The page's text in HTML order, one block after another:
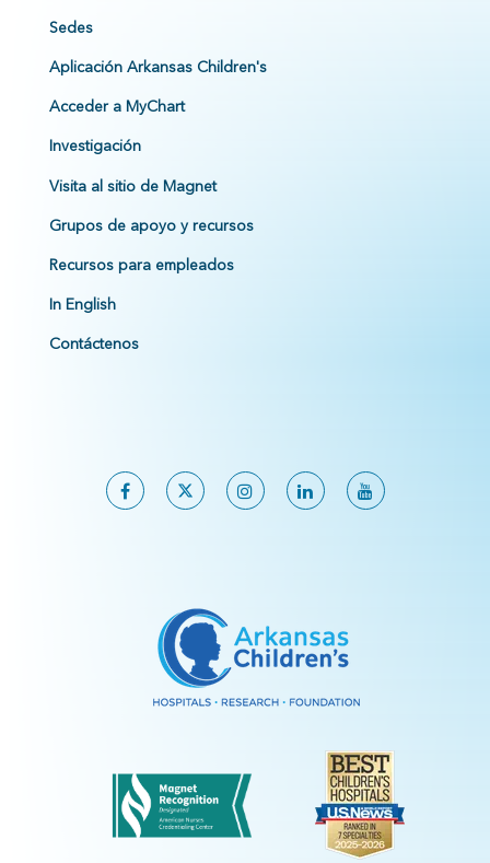
Sedes
Aplicación Arkansas Children's
Acceder a MyChart
Investigación
Visita al sitio de Magnet
Grupos de apoyo y recursos
Recursos para empleados
In English
Contáctenos